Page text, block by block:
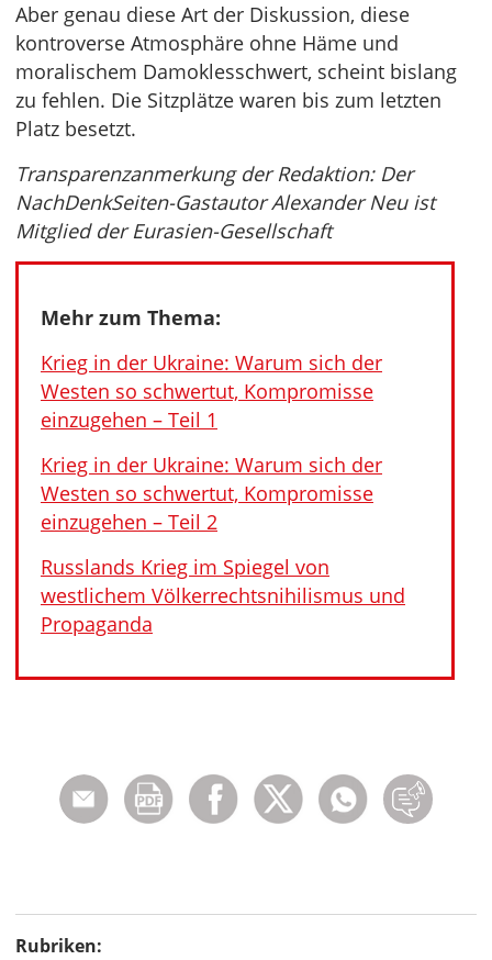
Aber genau diese Art der Diskussion, diese
kontroverse Atmosphäre ohne Häme und
moralischem Damoklesschwert, scheint bislang
zu fehlen. Die Sitzplätze waren bis zum letzten
Platz besetzt.
Transparenzanmerkung der Redaktion: Der
NachDenkSeiten-Gastautor Alexander Neu ist
Mitglied der Eurasien-Gesellschaft
Mehr zum Thema:
Krieg in der Ukraine: Warum sich der
Westen so schwertut, Kompromisse
einzugehen – Teil 1
Krieg in der Ukraine: Warum sich der
Westen so schwertut, Kompromisse
einzugehen – Teil 2
Russlands Krieg im Spiegel von
westlichem Völkerrechtsnihilismus und
Propaganda
Rubriken: